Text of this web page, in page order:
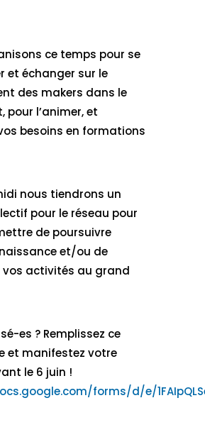
ce temps pour se
et échanger sur le
des makers dans le
pour l’animer, et
besoins en formations
nous tiendrons un
pour le réseau pour
de poursuivre
et/ou de
vos activités au grand
es ? Remplissez ce
et manifestez votre
le 6 juin !
forms/d/e/